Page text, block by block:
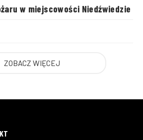
w miejscowości Niedźwiedzie
ZOBACZ WIĘCEJ